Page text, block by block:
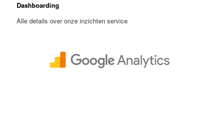
Dashboarding
Alle details over onze inzichten service